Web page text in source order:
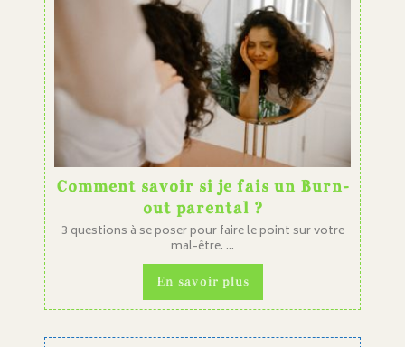
Comment savoir si je fais un Burn-
out parental ?
3 questions à se poser pour faire le point sur votre
mal-être. ...
En savoir plus